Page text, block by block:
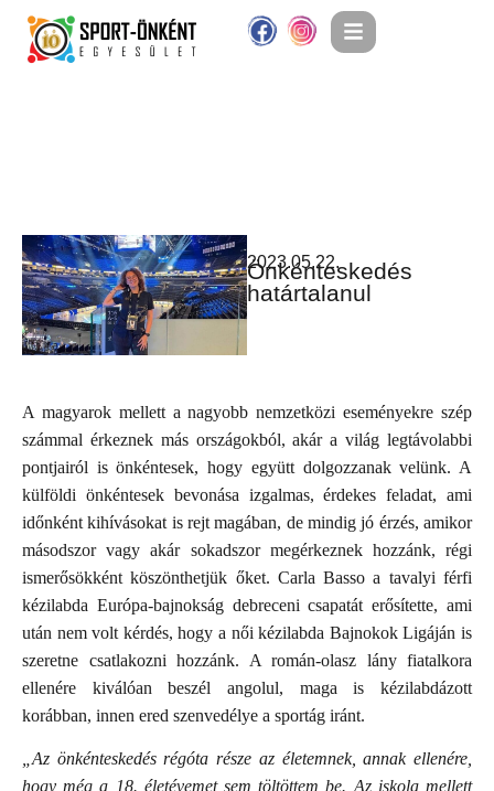
2023.05.22.
Önkénteskedés
határtalanul
A magyarok mellett a nagyobb nemzetközi eseményekre szép
számmal érkeznek más országokból, akár a világ legtávolabbi
pontjairól is önkéntesek, hogy együtt dolgozzanak velünk. A
külföldi önkéntesek bevonása izgalmas, érdekes feladat, ami
időnként kihívásokat is rejt magában, de mindig jó érzés, amikor
másodszor vagy akár sokadszor megérkeznek hozzánk, régi
ismerősökként köszönthetjük őket. Carla Basso a tavalyi férfi
kézilabda Európa-bajnokság debreceni csapatát erősítette, ami
után nem volt kérdés, hogy a női kézilabda Bajnokok Ligáján is
szeretne csatlakozni hozzánk. A román-olasz lány fiatalkora
ellenére kiválóan beszél angolul, maga is kézilabdázott
korábban, innen ered szenvedélye a sportág iránt.
„Az önkénteskedés régóta része az életemnek, annak ellenére,
hogy még a 18. életévemet sem töltöttem be. Az iskola mellett